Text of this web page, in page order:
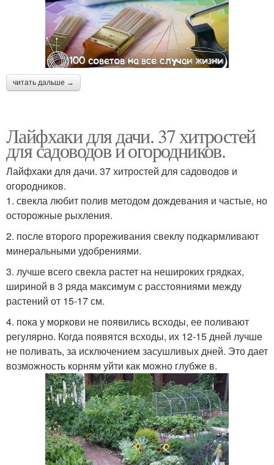
читать дальше →
Лайфхаки для дачи. 37 хитростей
для садоводов и огородников.
Лайфхаки для дачи. 37 хитростей для садоводов и
огородников.
1. свекла любит полив методом дождевания и частые, но
осторожные рыхления.
2. после второго прореживания свеклу подкармливают
минеральными удобрениями.
3. лучше всего свекла растет на нешироких грядках,
шириной в 3 ряда максимум с расстояниями между
растений от 15-17 см.
4. пока у моркови не появились всходы, ее поливают
регулярно. Когда появятся всходы, их 12-15 дней лучше
не поливать, за исключением засушливых дней. Это дает
возможность корням уйти как можно глубже в.